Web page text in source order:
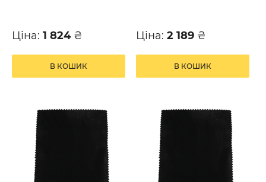
Ціна: 1 824 ₴
В КОШИК
Ціна: 2 189 ₴
В КОШИК